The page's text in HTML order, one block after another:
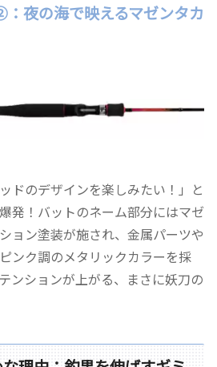
夜の海で映えるマゼンタカ
ドのデザインを楽しみたい！」と
発！バットのネーム部分にはマゼ
ョン塗装が施され、金属パーツや
ンク調のメタリックカラーを採
ンションが上がる、まさに妖刀の